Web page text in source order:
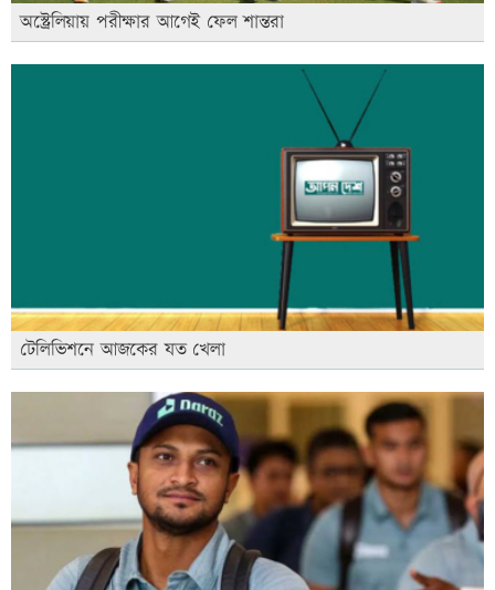
অস্ট্রেলিয়ায় পরীক্ষার আগেই ফেল শান্তরা
টেলিভিশনে আজকের যত খেলা